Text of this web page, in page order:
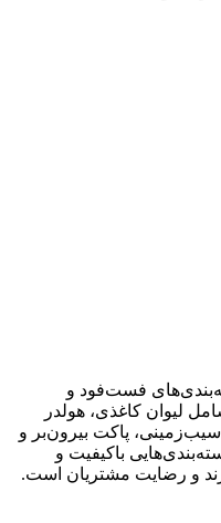
فست‌فود و
لیوان کاغذی، هولدر
سیب‌زمینی، پاکت بیرون‌بر و
باکیفیت و
و رضایت مشتریان است.